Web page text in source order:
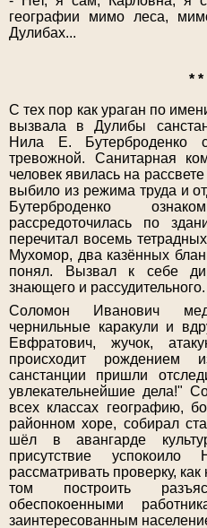
географии мимо леса,
Дулибах...
* *
С тех пор как ураган по
вызвала в Дулибы
Нила Е. Бутерброденко
тревожной. Санитарная
человек явилась на
выбило из режима труда и
Бутерброденко
рассредоточилась по
перечитал восемь
Мухомор, два казённых
понял. Вызвал к себе
знающего и рассудительного.
Соломон Иванович
чернильные каракули и
Евфратович, жучок,
происходит
санстанции пришли
увлекательнейшие дела!"
всех классах географию,
районном хоре, собирал
шёл в авангарде
присутствие
рассматривать проверку,
том построить
обеспокоенными
заинтересованным